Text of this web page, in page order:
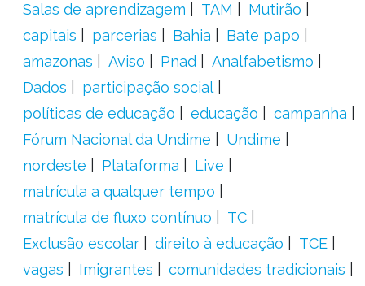
Salas de aprendizagem
TAM
Mutirão
capitais
parcerias Bahia
Bate papo
amazonas
Aviso Pnad
Analfabetismo
Dados
participação social
políticas de educação
educação
campanha
Fórum Nacional da Undime
Undime
nordeste
Plataforma
Live
matrícula a qualquer tempo
matrícula de fluxo contínuo
TC
Exclusão escolar
direito à educação
TCE
vagas
Imigrantes
comunidades tradicionais